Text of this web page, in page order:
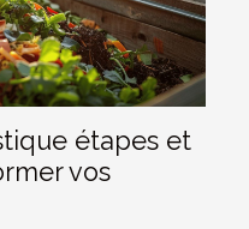
étapes et
vos